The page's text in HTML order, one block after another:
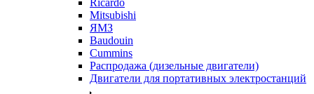
Ricardo
Mitsubishi
ЯМЗ
Baudouin
Cummins
Распродажа (дизельные двигатели)
Двигатели для портативных электростанций